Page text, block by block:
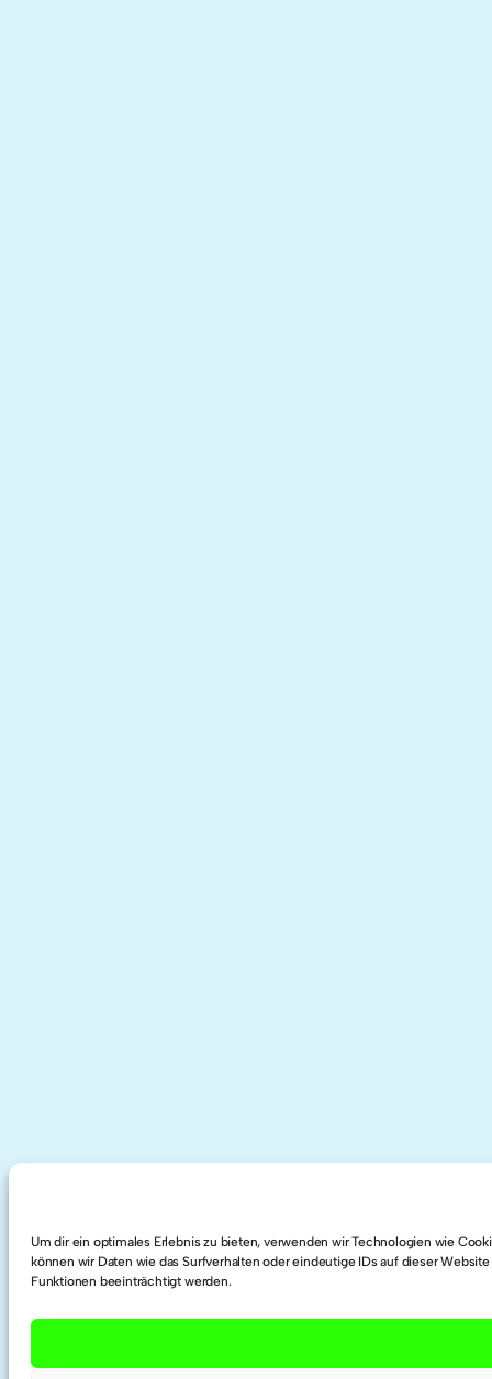
Um dir ein optimales Erlebnis zu bieten, verwenden wir Technologien wie
können wir Daten wie das Surfverhalten oder eindeutige IDs auf dieser
Funktionen beeinträchtigt werden.